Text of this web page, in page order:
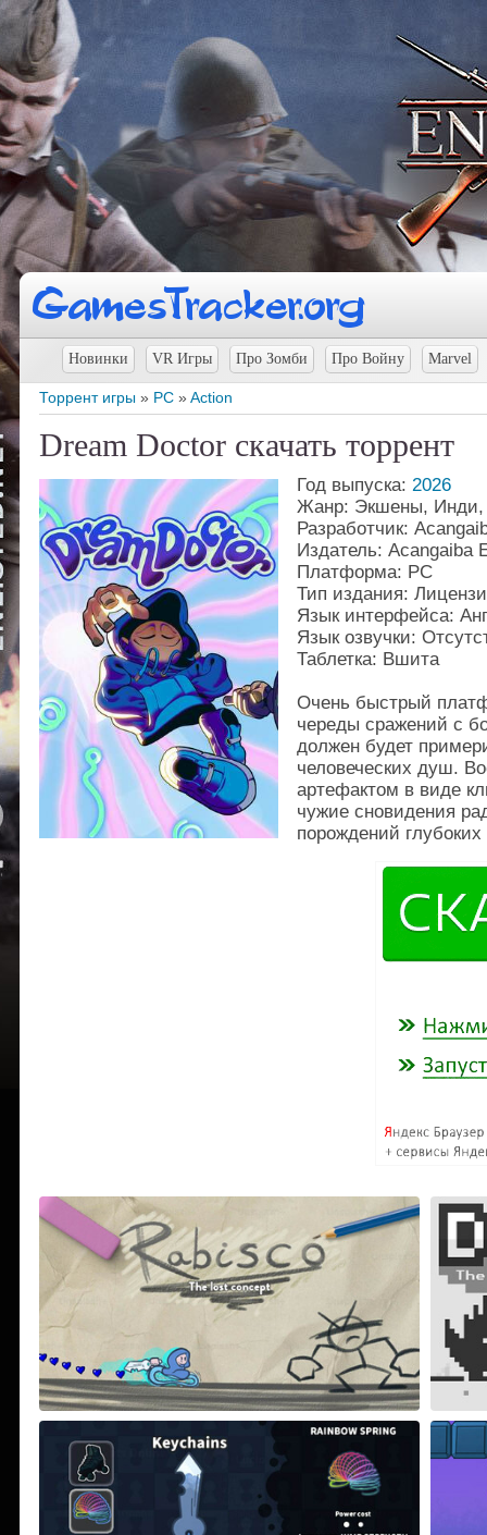
Новинки VR Игры Про Зомби Про Войну Marvel
Торрент игры » PC »Action
Dream Doctor скачать торрент
Год выпуска: 2026
Жанр: Экшены, Инди,
Разработчик:
Издатель: Acangaiba
Платформа: PC
Тип издания:
Язык интерфейса:
Язык озвучки:
Таблетка: Вшита
Очень быстрый
череды сражений с
должен будет
человеческих душ.
артефактом в виде
чужие сновидения
порождений